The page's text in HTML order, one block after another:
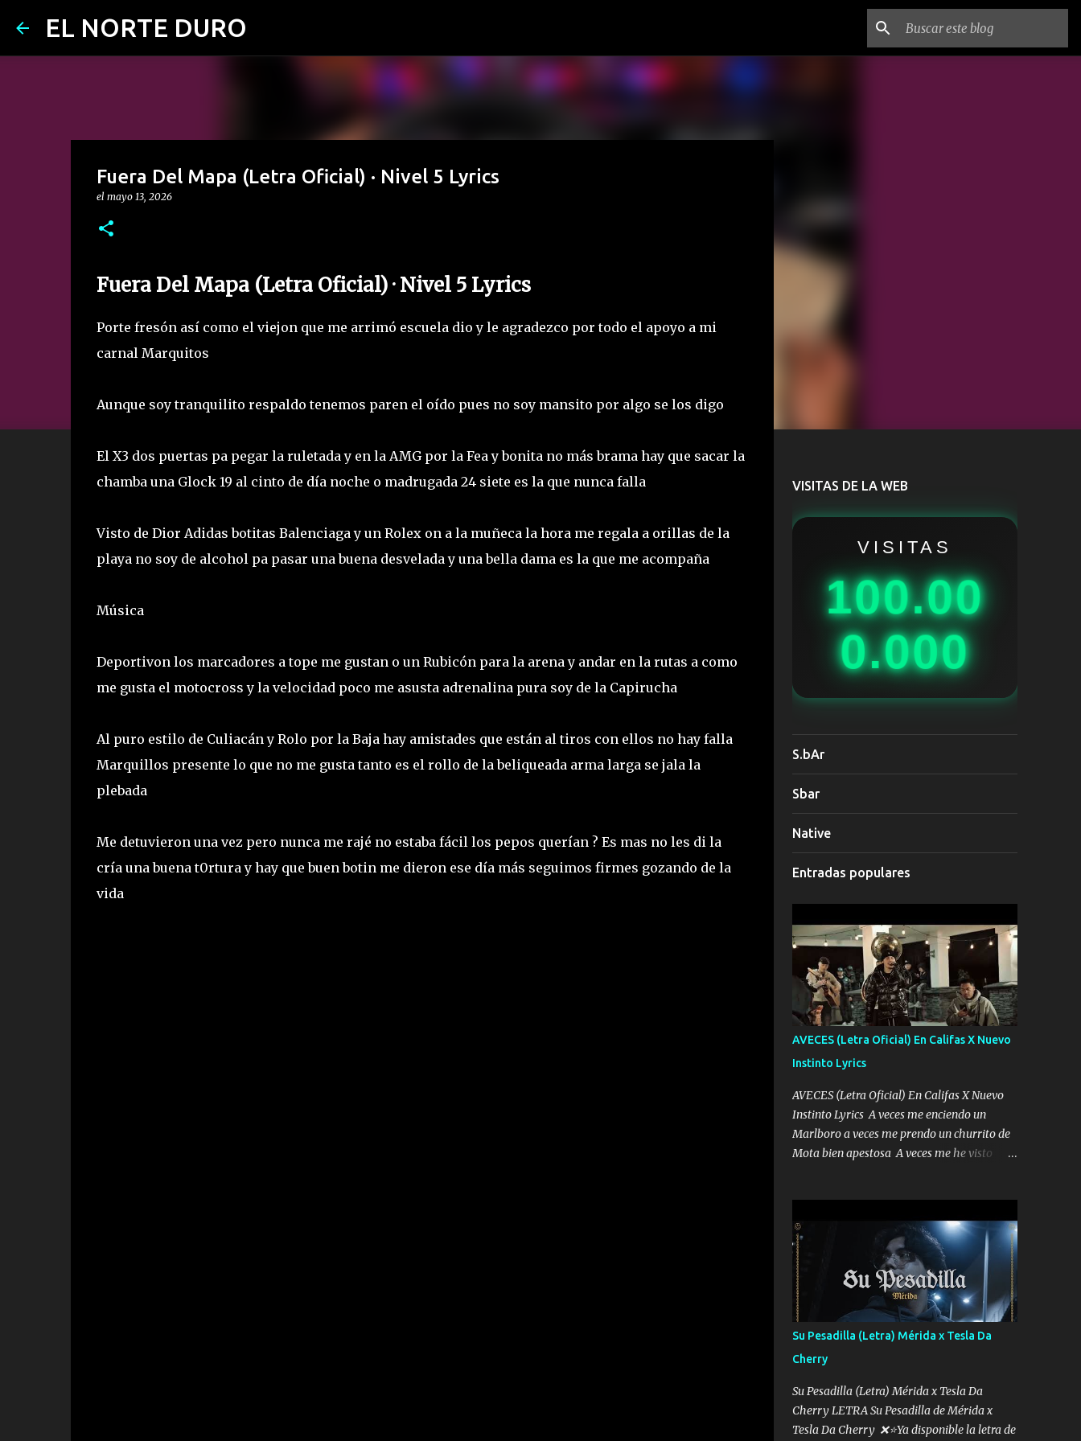
EL NORTE DURO
Fuera Del Mapa (Letra Oficial) · Nivel 5 Lyrics
el mayo 13, 2026
Fuera Del Mapa (Letra Oficial) · Nivel 5 Lyrics
Porte fresón así como el viejon que me arrimó escuela dio y le agradezco por todo el apoyo a mi
carnal Marquitos
Aunque soy tranquilito respaldo tenemos paren el oído pues no soy mansito por algo se los digo
El X3 dos puertas pa pegar la ruletada y en la AMG por la Fea y bonita no más brama hay que sacar la
chamba una Glock 19 al cinto de día noche o madrugada 24 siete es la que nunca falla
Visto de Dior Adidas botitas Balenciaga y un Rolex on a la muñeca la hora me regala a orillas de la
playa no soy de alcohol pa pasar una buena desvelada y una bella dama es la que me acompaña
Música
Deportivon los marcadores a tope me gustan o un Rubicón para la arena y andar en la rutas a como
me gusta el motocross y la velocidad poco me asusta adrenalina pura soy de la Capirucha
Al puro estilo de Culiacán y Rolo por la Baja hay amistades que están al tiros con ellos no hay falla
Marquillos presente lo que no me gusta tanto es el rollo de la beliqueada arma larga se jala la
plebada
Me detuvieron una vez pero nunca me rajé no estaba fácil los pepos querían ? Es mas no les di la
cría una buena t0rtura y hay que buen botin me dieron ese día más seguimos firmes gozando de la
vida
VISITAS DE LA WEB
VISITAS
100.00
0.000
S.bAr
Sbar
Native
Entradas populares
AVECES (Letra Oficial) En Califas X Nuevo
Instinto Lyrics
AVECES (Letra Oficial) En Califas X Nuevo
Instinto Lyrics A veces me enciendo un
Marlboro a veces me prendo un churrito de
Mota bien apestosa A veces me he visto
me mandó yo tengo el control a todos yo les
paro el dedo soy hocicon un malcriado un
malandrón Que Les importa no saben nada
falsas las risas las que me miran hay gente
corriente no quieren verte subir de level
trucha mis plebes Música A veces me pongo
un sombrero a veces me ven la cachucha de
lado con la mirada siempre en alto A veces
me fajó una super o a veces me fajó una
Glock siempre armado todas las
generaciones yo traigo El chiste es que hago
Su Pesadilla (Letra) Mérida x Tesla Da
Cherry
Su Pesadilla (Letra) Mérida x Tesla Da
Cherry LETRA Su Pesadilla de Mérida x
Tesla Da Cherry ❌⭐Ya disponible la letra de